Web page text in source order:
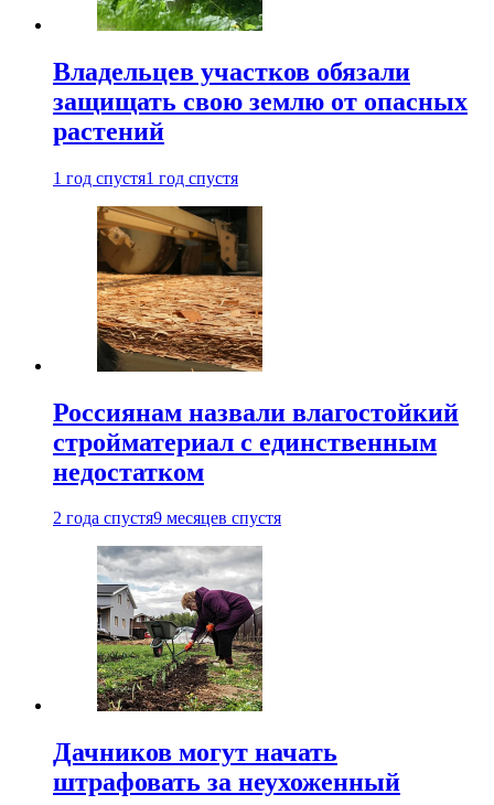
Владельцев участков обязали
защищать свою землю от опасных
растений
1 год спустя1 год спустя
Россиянам назвали влагостойкий
стройматериал с единственным
недостатком
2 года спустя9 месяцев спустя
Дачников могут начать
штрафовать за неухоженный